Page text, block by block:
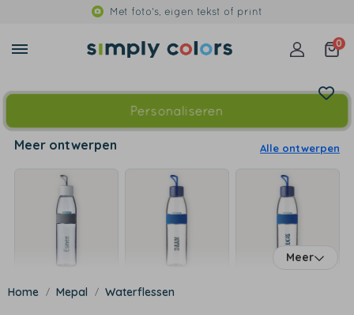
Met foto's, eigen tekst of print
0
Personaliseren
Meer ontwerpen Alle ontwerpen
Meer
Mepal Waterflessen